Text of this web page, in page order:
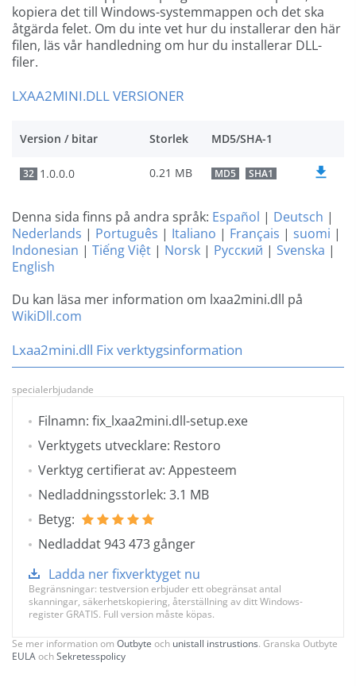
kopiera det till Windows-systemmappen och det ska
åtgärda felet. Om du inte vet hur du installerar den här
filen, läs vår handledning om hur du installerar DLL-
filer.
LXAA2MINI.DLL VERSIONER
Version / bitar Storlek MD5/SHA-1
32 1.0.0.0 0.21 MB MD5 SHA1
Denna sida finns på andra språk: Español | Deutsch |
Nederlands | Português | Italiano | Français | suomi |
Indonesian | Tiếng Việt | Norsk | Русский | Svenska |
English
Du kan läsa mer information om lxaa2mini.dll på
WikiDll.com
Lxaa2mini.dll Fix verktygsinformation
specialerbjudande
Filnamn: fix_lxaa2mini.dll-setup.exe
Verktygets utvecklare: Restoro
Verktyg certifierat av: Appesteem
Nedladdningsstorlek: 3.1 MB
Betyg:
Nedladdat 943 473 gånger
Ladda ner fixverktyget nu
Begränsningar: testversion erbjuder ett obegränsat antal
skanningar, säkerhetskopiering, återställning av ditt Windows-
register GRATIS. Full version måste köpas.
Se mer information om Outbyte och unistall instrustions. Granska Outbyte
EULAochSekretesspolicy